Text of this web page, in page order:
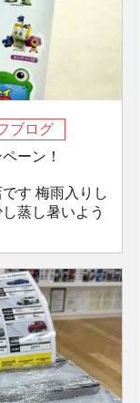
ブログ
ーン！
す 梅雨入りし
蒸し暑いよう